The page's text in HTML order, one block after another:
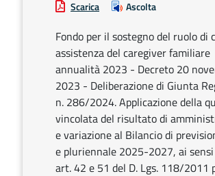
Scarica Ascolta
Fondo per il sostegno del ruolo di
assistenza del caregiver familiare
annualità 2023 - Decreto 20
2023 - Deliberazione di Giunta
n. 286/2024. Applicazione della
vincolata del risultato di
e variazione al Bilancio di
e pluriennale 2025-2027, ai
art. 42 e 51 del D. Lgs. 118/2011